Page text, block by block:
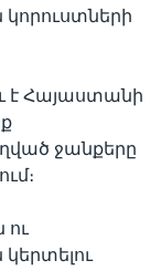
է Հայաստանի
ջանքերը
ու